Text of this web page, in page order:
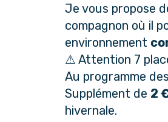
Je vous propose
compagnon où il
environnement
⚠ Attention 7
Au programme des
Supplément de 2
hivernale.